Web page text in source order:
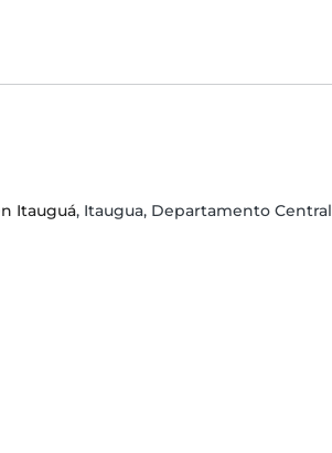
Itauguá, Itaugua, Departamento Central